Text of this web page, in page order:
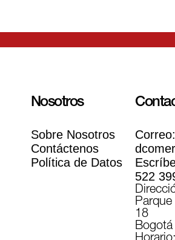
Nosotros
Sobre Nosotros
Contáctenos
Política de Datos
Correo:
522
18